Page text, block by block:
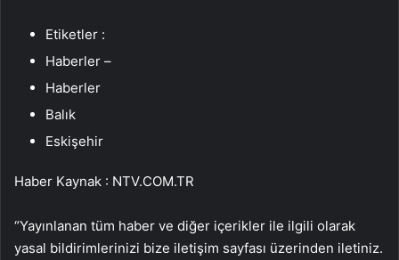
Etiketler :
Haberler –
Haberler
Balık
Eskişehir
Haber Kaynak : NTV.COM.TR
“Yayınlanan tüm haber ve diğer içerikler ile ilgili olarak
yasal bildirimlerinizi bize iletişim sayfası üzerinden iletiniz.